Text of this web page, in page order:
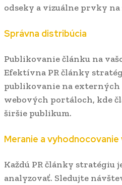
odseky a vizuálne prvky
Správna distribúcia
Publikovanie článku na
Efektívna PR články
publikovanie na externých
webových portáloch, kde
širšie publikum.
Meranie a
Každú PR články stratégiu
analyzovať. Sledujte